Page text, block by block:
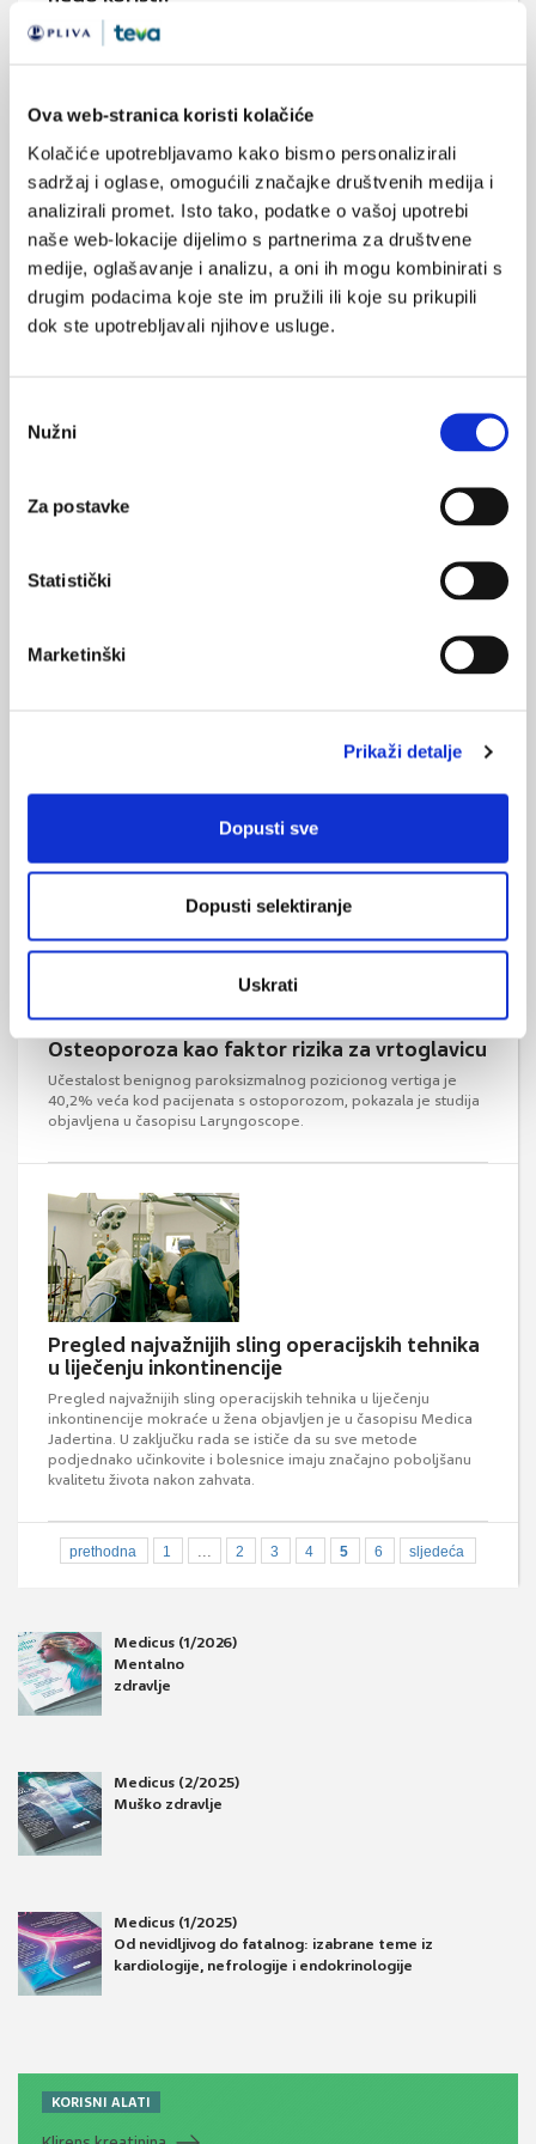
Ova web-stranica koristi kolačiće
Kolačiće upotrebljavamo kako bismo personalizirali
sadržaj i oglase, omogućili značajke društvenih medija i
analizirali promet. Isto tako, podatke o vašoj upotrebi
naše web-lokacije dijelimo s partnerima za društvene
medije, oglašavanje i analizu, a oni ih mogu kombinirati s
drugim podacima koje ste im pružili ili koje su prikupili
dok ste upotrebljavali njihove usluge.
pristanka
Nužni
Za postavke
Statistički
Marketinški
Prikaži detalje
Dopusti sve
Dopusti selektiranje
Uskrati
Prema velikoj studiji Women's Health Initiative (WHI) hormonsko
nadomjesno liječenje (HNL) ne preporuča se u svrhu
Vitamin D i gustoća kosti u
postmenopauzalnih žena
u postmenopauzalnih žena. Ispitanice nisu imale dokazanih
Hormonsko liječenje u klimakteriju i
uostalom i svi stavovi o spolnim steroidima, bilo područje
rasprave i prijepora. Unatoč znanstvenoj argumentaciji i
regulatornih agencija i struke.
Osteoporoza kao faktor rizika za vrtoglavicu
Učestalost benignog paroksizmalnog pozicionog vertiga je
40,2% veća kod pacijenata s ostoporozom, pokazala je studija
objavljena u časopisu Laryngoscope.
Pregled najvažnijih sling operacijskih tehnika
u liječenju inkontinencije
Pregled najvažnijih sling operacijskih tehnika u liječenju
inkontinencije mokraće u žena objavljen je u časopisu Medica
Jadertina. U zaključku rada se ističe da su sve metode
podjednako učinkovite i bolesnice imaju značajno poboljšanu
kvalitetu života nakon zahvata.
prethodna 1 ... 2 3 4 5 6 sljedeća
Medicus (1/2026)
Mentalno
zdravlje
Medicus (2/2025)
Muško zdravlje
Medicus (1/2025)
Od nevidljivog do fatalnog: izabrane teme iz
kardiologije, nefrologije i endokrinologije
KORISNI ALATI